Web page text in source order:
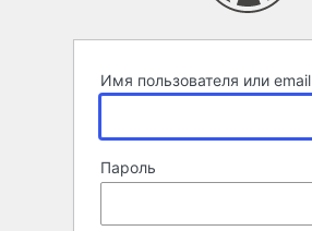
Имя пользователя или email
Пароль